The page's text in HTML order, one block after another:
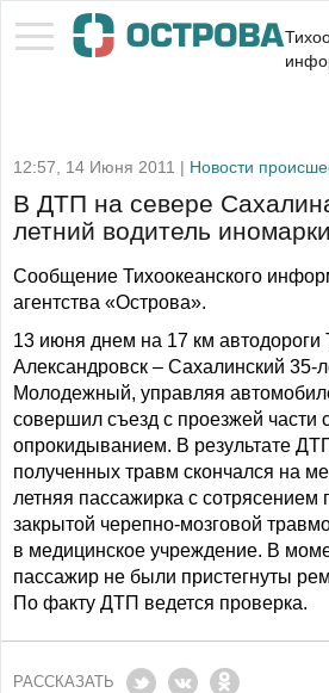
12:57, 14 Июня 2011 | Новости
В ДТП на севере
летний водитель иномарки
Сообщение Тихоокеанского
агентства «Острова».
13 июня днем на 17 км автодороги
Александровск – Сахалинский 35-
Молодежный, управляя
совершил съезд с проезжей части
опрокидыванием. В результате
полученных травм скончался на
летняя пассажирка с сотрясением
закрытой черепно-мозговой
в медицинское учреждение. В
пассажир не были пристегнуты
По факту ДТП ведется проверка.
РАССКАЗАТЬ